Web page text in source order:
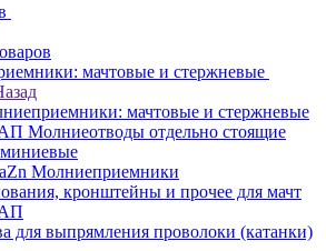
мачтовые и стержневые
мачтовые и стержневые
Молниеотводы отдельно стоящие
Молниеприемники
кронштейны и прочее для мачт
для выпрямления проволоки (катанки)